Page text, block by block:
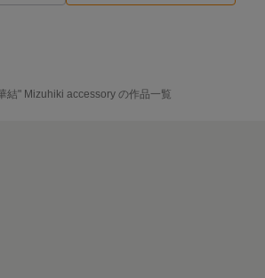
結" Mizuhiki accessory の作品一覧